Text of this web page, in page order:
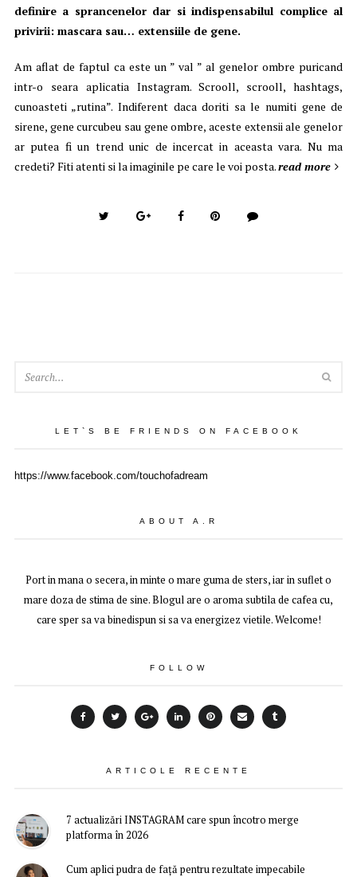
definire a sprancenelor dar si indispensabilul complice al
privirii: mascara sau… extensiile de gene.
Am aflat de faptul ca este un ” val ” al genelor ombre puricand
intr-o seara aplicatia Instagram. Scrooll, scrooll, hashtags,
cunoasteti „rutina”. Indiferent daca doriti sa le numiti gene de
sirene, gene curcubeu sau gene ombre, aceste extensii ale genelor
ar putea fi un trend unic de incercat in aceasta vara. Nu ma
credeti? Fiti atenti si la imaginile pe care le voi posta.read more
LET`S BE FRIENDS ON FACEBOOK
https://www.facebook.com/touchofadream
ABOUT A.R
Port in mana o secera, in minte o mare guma de sters, iar in suflet o
mare doza de stima de sine. Blogul are o aroma subtila de cafea cu,
care sper sa va binedispun si sa va energizez vietile. Welcome!
FOLLOW
ARTICOLE RECENTE
7 actualizări INSTAGRAM care spun încotro merge
platforma în 2026
Cum aplici pudra de față pentru rezultate impecabile